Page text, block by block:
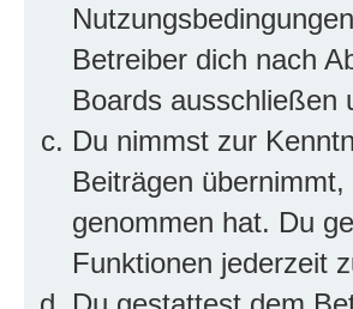
Betreiber dich nach
Boards ausschließen
Du nimmst zur
Beiträgen
genommen hat. Du
Funktionen jederzeit